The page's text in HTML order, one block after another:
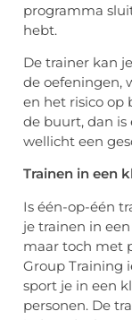
programma
hebt.
De trainer kan
de oefeningen,
en het risico op
de buurt, dan is
wellicht een
Trainen in een
Is één-op-één
je trainen in
maar toch met
Group Training
sport je in een
personen. De